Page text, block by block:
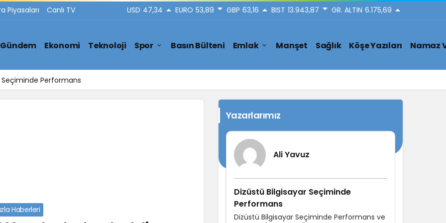
Piyasaları Canlı TV USD 47,34 EURO 53,89 GBP 63,16 BIST 13.943,87 GR. ALTIN 6.175,69
Gündem Ekonomi Teknoloji Spor Basın Bülteni Emlak Manşet Sağlık Köşe Yazıları Namaz
Seçiminde Performans
Haberleri
Yazarlarımız
Ali Yavuz
Dizüstü Bilgisayar Seçiminde
Performans
Dizüstü Bilgisayar Seçiminde Performans ve